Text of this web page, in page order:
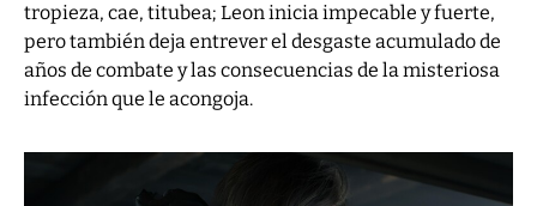
tropieza, cae, titubea; Leon inicia impecable y fuerte,
pero también deja entrever el desgaste acumulado de
años de combate y las consecuencias de la misteriosa
infección que le acongoja.